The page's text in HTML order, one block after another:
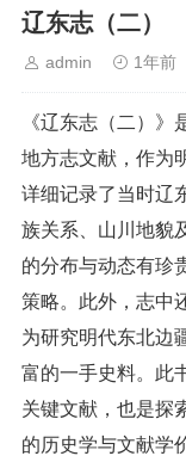
辽东志（二）
admin 1年前
《辽东志（二）
地方志文献，作为
详细记录了当时辽
族关系、山川地貌
的分布与动态有珍
策略。此外，志中
为研究明代东北边
富的一手史料。此
关键文献，也是探
的历史学与文献学